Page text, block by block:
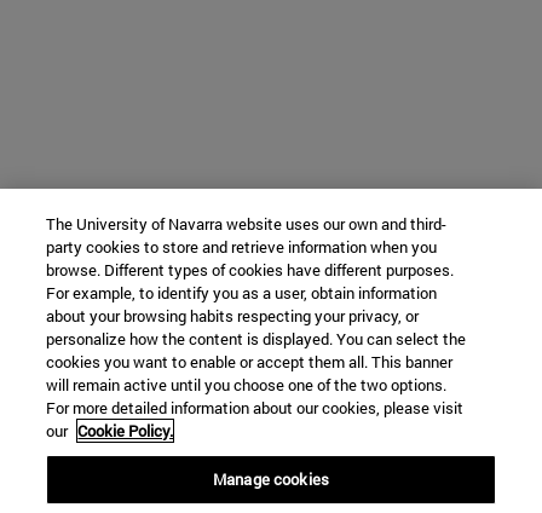
The University of Navarra website uses our own and third-
party cookies to store and retrieve information when you
browse. Different types of cookies have different purposes.
For example, to identify you as a user, obtain information
about your browsing habits respecting your privacy, or
personalize how the content is displayed. You can select the
cookies you want to enable or accept them all. This banner
will remain active until you choose one of the two options.
For more detailed information about our cookies, please visit
our Cookie Policy.
Manage cookies